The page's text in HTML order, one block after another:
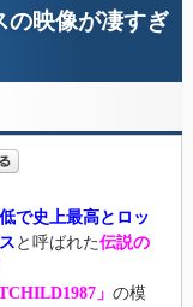
の映像が凄すぎ
で史上最高とロッ
と呼ばれた伝説の
」 の模